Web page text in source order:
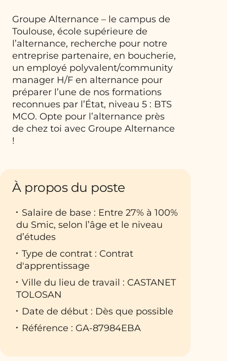
Groupe Alternance – le campus de
Toulouse, école supérieure de
l’alternance, recherche pour notre
entreprise partenaire, en boucherie,
un employé polyvalent/community
manager H/F en alternance pour
préparer l’une de nos formations
reconnues par l’État, niveau 5 : BTS
MCO. Opte pour l’alternance près
de chez toi avec Groupe Alternance
!
À propos du poste
Salaire de base : Entre 27% à 100%
du Smic, selon l’âge et le niveau
d’études
Type de contrat : Contrat
d'apprentissage
Ville du lieu de travail : CASTANET
TOLOSAN
Date de début : Dès que possible
Référence : GA-87984EBA